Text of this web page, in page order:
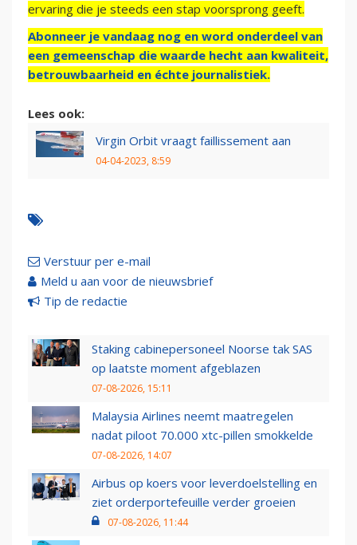
ervaring die je steeds een stap voorsprong geeft.
Abonneer je vandaag nog en word onderdeel van
een gemeenschap die waarde hecht aan kwaliteit,
betrouwbaarheid en échte journalistiek.
Lees ook:
Virgin Orbit vraagt faillissement aan
04-04-2023, 8:59
Verstuur per e-mail
Meld u aan voor de nieuwsbrief
Tip de redactie
Staking cabinepersoneel Noorse tak SAS
op laatste moment afgeblazen
07-08-2026, 15:11
Malaysia Airlines neemt maatregelen
nadat piloot 70.000 xtc-pillen smokkelde
07-08-2026, 14:07
Airbus op koers voor leverdoelstelling en
ziet orderportefeuille verder groeien
07-08-2026, 11:44